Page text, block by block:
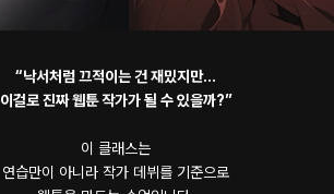
“낙서처럼 끄적이는 건 재밌지만…
이걸로 진짜 웹툰 작가가 될 수 있을까?”
이 클래스는
연습만이 아니라 작가 데뷔를 기준으로